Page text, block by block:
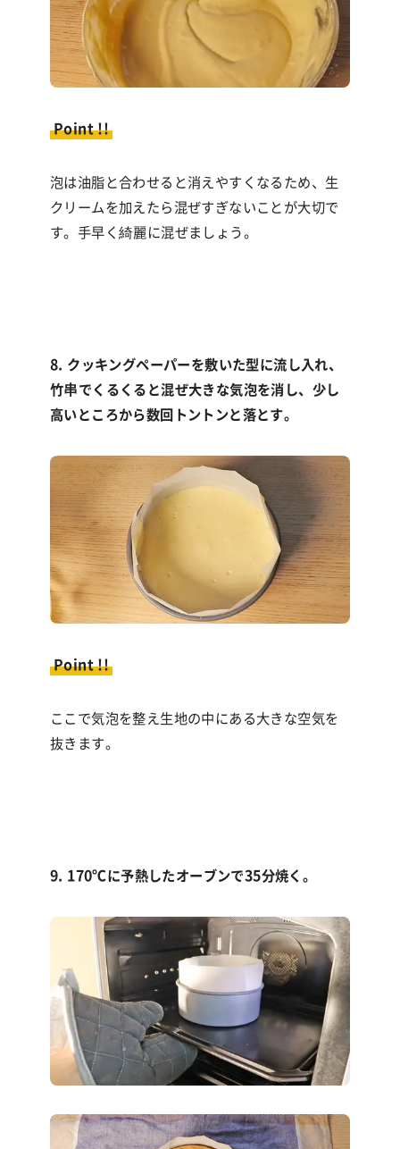
Point !!
泡は油脂と合わせると消えやすくなるため、生
クリームを加えたら混ぜすぎないことが大切で
す。手早く綺麗に混ぜましょう。
8. クッキングペーパーを敷いた型に流し入れ、
竹串でくるくると混ぜ大きな気泡を消し、少し
高いところから数回トントンと落とす。
Point !!
ここで気泡を整え生地の中にある大きな空気を
抜きます。
9. 170℃に予熱したオーブンで35分焼く。